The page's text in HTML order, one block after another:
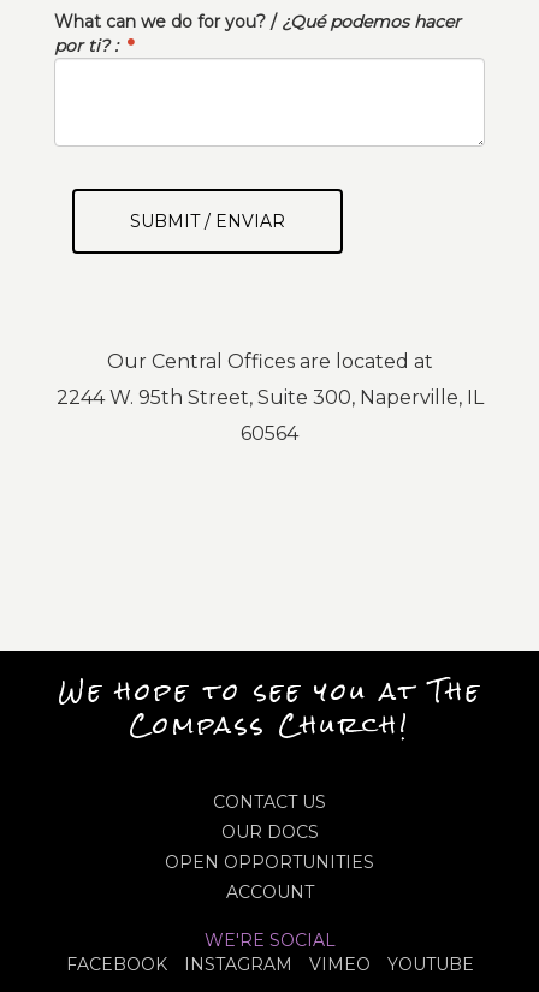
What can we do for you? / ¿Qué podemos hacer
por ti? :
SUBMIT / ENVIAR
Our Central Offices are located at
2244 W. 95th Street, Suite 300, Naperville, IL
60564
We hope to see you at The
Compass Church!
CONTACT US
OUR DOCS
OPEN OPPORTUNITIES
ACCOUNT
WE'RE SOCIAL
FACEBOOK
INSTAGRAM VIMEO YOUTUBE